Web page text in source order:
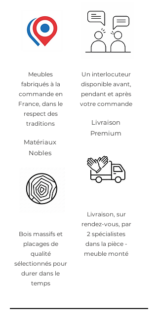
Meubles
fabriqués à la
commande en
France, dans le
respect des
traditions
Matériaux
Nobles
Bois massifs et
placages de
qualité
sélectionnés pour
durer dans le
temps
Un interlocuteur
disponible avant,
pendant et après
votre commande
Livraison
Premium
Livraison, sur
rendez-vous, par
2 spécialistes
dans la pièce -
meuble monté